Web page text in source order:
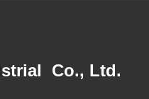
Co., Ltd.